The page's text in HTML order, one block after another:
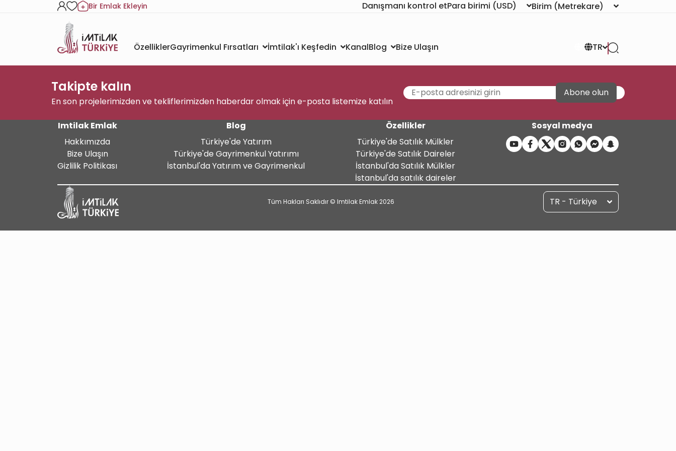
Bir Emlak Ekleyin Danışmanı kontrol etPara birimi (USD) Birim (Metrekare)
ÖzelliklerGayrimenkul Fırsatları İmtilak'ı Keşfedin KanalBlog Bize Ulaşın TR
Takipte kalın
En son projelerimizden ve tekliflerimizden haberdar olmak için e-posta listemize katılın
Abone olun
Imtilak Emlak
Hakkımızda
Bize Ulaşın
Gizlilik Politikası
Blog
Türkiye'de Yatırım
Türkiye'de Gayrimenkul Yatırımı
İstanbul'da Yatırım ve Gayrimenkul
Özellikler
Türkiye'de Satılık Mülkler
Türkiye'de Satılık Daireler
İstanbul'da Satılık Mülkler
İstanbul'da satılık daireler
Sosyal medya
Tüm Hakları Saklıdır © Imtilak Emlak 2026 TR - Türkiye